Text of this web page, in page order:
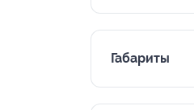
Габариты